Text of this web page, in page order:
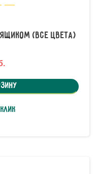
(все цвета)